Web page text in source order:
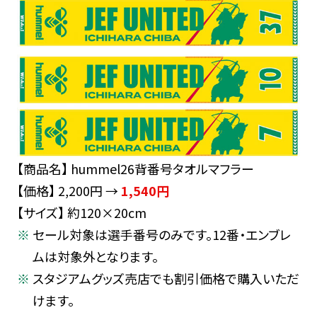
【商品名】 hummel26背番号タオルマフラー
【価格】 2,200円 → 1,540円
【サイズ】 約120×20cm
セール対象は選手番号のみです。12番・エンブレ
ムは対象外となります。
スタジアムグッズ売店でも割引価格で購入いただ
けます。